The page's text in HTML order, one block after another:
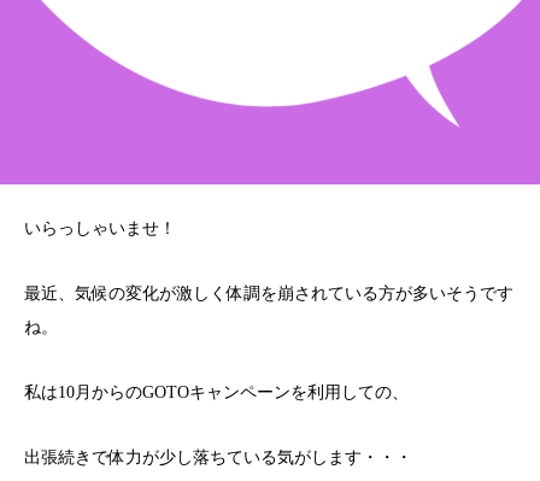
いらっしゃいませ！
最近、気候の変化が激しく体調を崩されている方が多いそうです
ね。
私は10月からのGOTOキャンペーンを利用しての、
出張続きで体力が少し落ちている気がします・・・